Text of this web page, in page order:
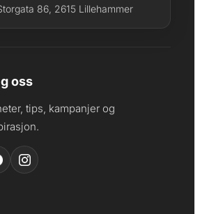
86, 2615 Lillehammer
oss
tips, kampanjer og